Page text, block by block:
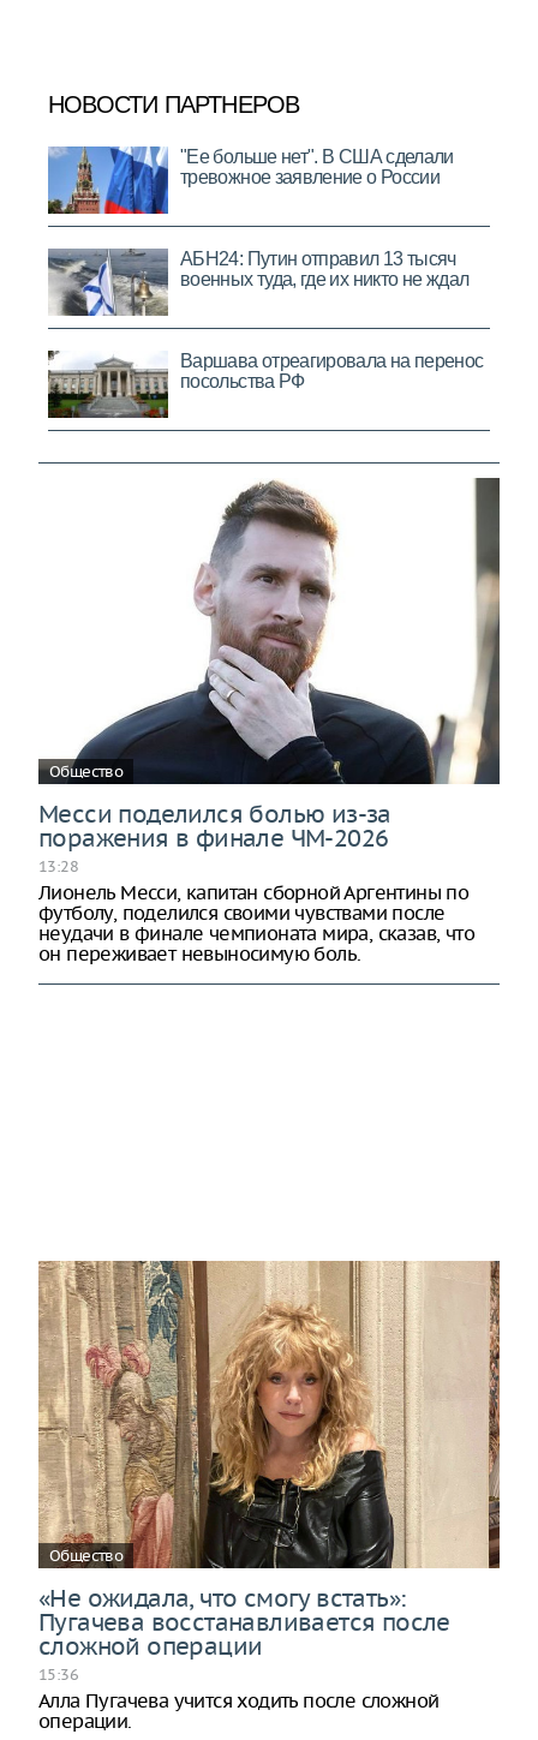
Общество
Месси поделился болью из-за
поражения в финале ЧМ-2026
13:28
Лионель Месси, капитан сборной Аргентины по
футболу, поделился своими чувствами после
неудачи в финале чемпионата мира, сказав, что
он переживает невыносимую боль.
Общество
«Не ожидала, что смогу встать»:
Пугачева восстанавливается после
сложной операции
15:36
Алла Пугачева учится ходить после сложной
операции.